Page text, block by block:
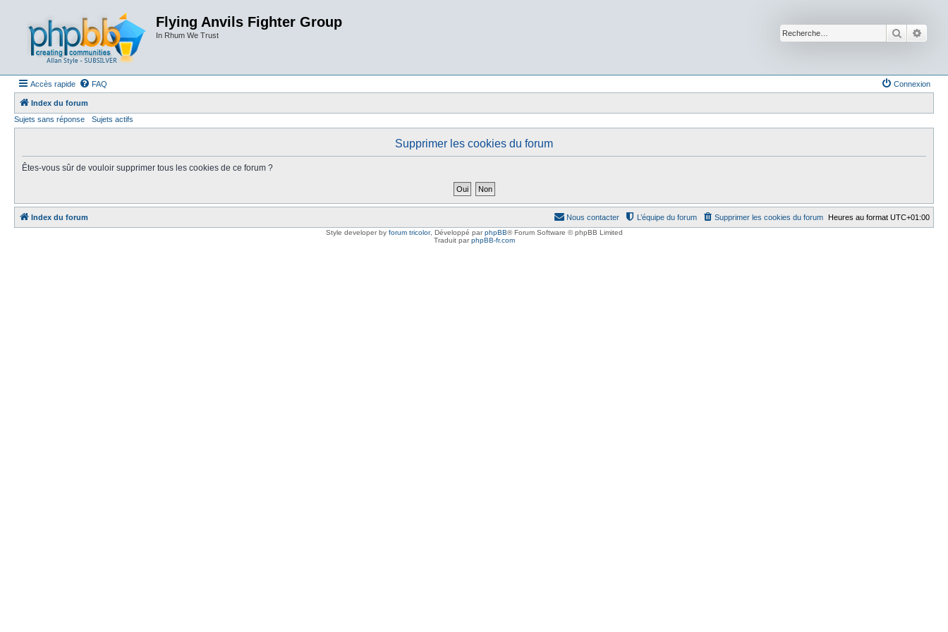
Flying Anvils Fighter Group
In Rhum We Trust
Accès rapide FAQ Connexion
Index du forum
Sujets sans réponse
Sujets actifs
Supprimer les cookies du forum
Êtes-vous sûr de vouloir supprimer tous les cookies de ce forum ?
Index du forum Heures au format UTC+01:00
Supprimer les cookies du forum
L’équipe du forum
Nous contacter
Style developer by forum tricolor, Développé parphpBB® Forum Software © phpBB Limited
Traduit parphpBB-fr.com